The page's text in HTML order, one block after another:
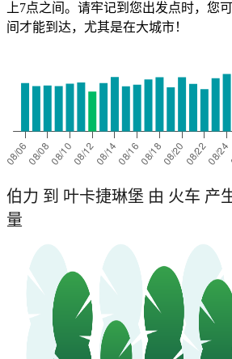
上7点之间。请牢记到您出发点时，您
间才能到达，尤其是在大城市！
伯力 到 叶卡捷琳堡 由 火车 产
量